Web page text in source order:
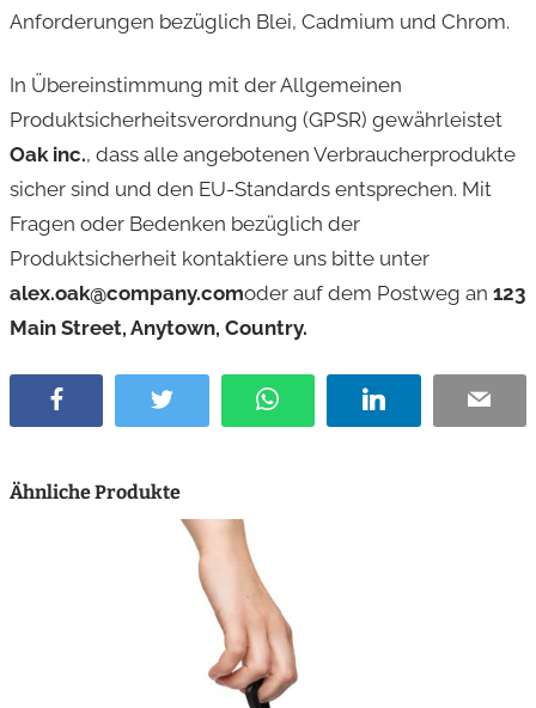
Anforderungen bezüglich Blei, Cadmium und Chrom.
In Übereinstimmung mit der Allgemeinen
Produktsicherheitsverordnung (GPSR) gewährleistet
Oak inc., dass alle angebotenen Verbraucherprodukte
sicher sind und den EU-Standards entsprechen. Mit
Fragen oder Bedenken bezüglich der
Produktsicherheit kontaktiere uns bitte unter
alex.oak@company.comoder auf dem Postweg an 123
Main Street, Anytown, Country.
Twitter WhatsApp LinkedIn Email
Ähnliche Produkte